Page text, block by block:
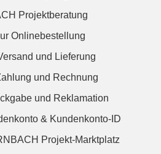
Projektberatung
Onlinebestellung
und Lieferung
und Rechnung
und Reklamation
& Kundenkonto-ID
Projekt-Marktplatz